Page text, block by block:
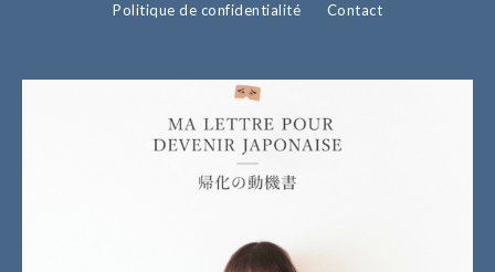
Politique de confidentialité
Contact